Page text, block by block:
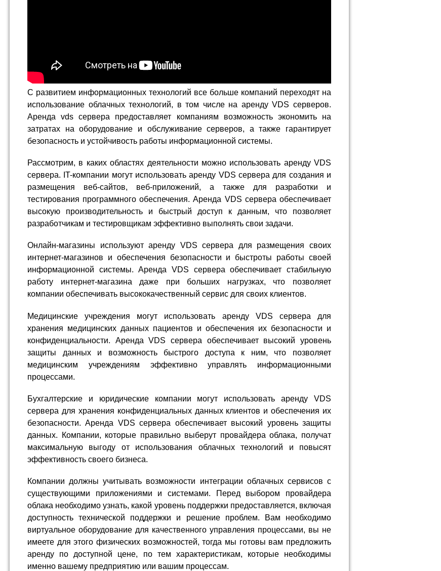
С развитием информационных технологий все больше компаний переходят на
использование облачных технологий, в том числе на аренду VDS серверов.
Аренда vds сервера предоставляет компаниям возможность экономить на
затратах на оборудование и обслуживание серверов, а также гарантирует
безопасность и устойчивость работы информационной системы.
Рассмотрим, в каких областях деятельности можно использовать аренду VDS
сервера. IT-компании могут использовать аренду VDS сервера для создания и
размещения веб-сайтов, веб-приложений, а также для разработки и
тестирования программного обеспечения. Аренда VDS сервера обеспечивает
высокую производительность и быстрый доступ к данным, что позволяет
разработчикам и тестировщикам эффективно выполнять свои задачи.
Онлайн-магазины используют аренду VDS сервера для размещения своих
интернет-магазинов и обеспечения безопасности и быстроты работы своей
информационной системы. Аренда VDS сервера обеспечивает стабильную
работу интернет-магазина даже при больших нагрузках, что позволяет
компании обеспечивать высококачественный сервис для своих клиентов.
Медицинские учреждения могут использовать аренду VDS сервера для
хранения медицинских данных пациентов и обеспечения их безопасности и
конфиденциальности. Аренда VDS сервера обеспечивает высокий уровень
защиты данных и возможность быстрого доступа к ним, что позволяет
медицинским учреждениям эффективно управлять информационными
процессами.
Бухгалтерские и юридические компании могут использовать аренду VDS
сервера для хранения конфиденциальных данных клиентов и обеспечения их
безопасности. Аренда VDS сервера обеспечивает высокий уровень защиты
данных. Компании, которые правильно выберут провайдера облака, получат
максимальную выгоду от использования облачных технологий и повысят
эффективность своего бизнеса.
Компании должны учитывать возможности интеграции облачных сервисов с
существующими приложениями и системами. Перед выбором провайдера
облака необходимо узнать, какой уровень поддержки предоставляется, включая
доступность технической поддержки и решение проблем. Вам необходимо
виртуальное оборудование для качественного управления процессами, вы не
имеете для этого физических возможностей, тогда мы готовы вам предложить
аренду по доступной цене, по тем характеристикам, которые необходимы
именно вашему предприятию или вашим процессам.